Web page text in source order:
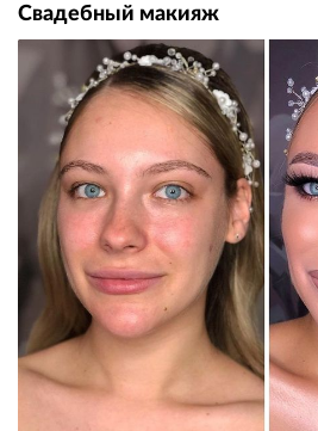
Свадебный макияж